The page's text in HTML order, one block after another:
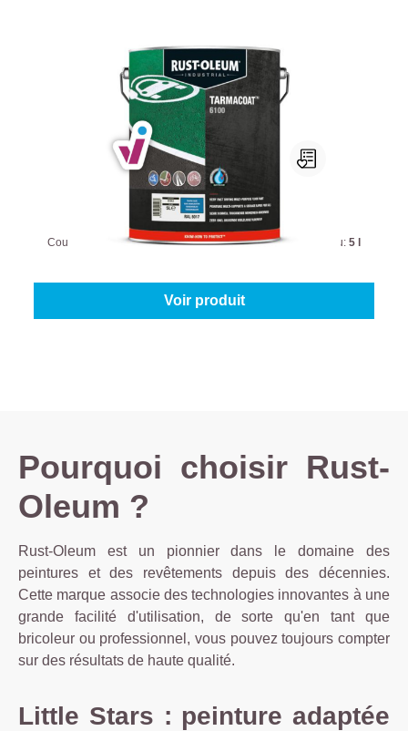
Rust-Oleum Tarmacoat
Couleur (Mathys):Bleu Signalisation (RAL 5017) Contenu: 5 l
Voir produit
Pourquoi choisir Rust-
Oleum ?
Rust-Oleum est un pionnier dans le domaine des
peintures et des revêtements depuis des décennies.
Cette marque associe des technologies innovantes à une
grande facilité d'utilisation, de sorte qu'en tant que
bricoleur ou professionnel, vous pouvez toujours compter
sur des résultats de haute qualité.
Little Stars : peinture adaptée